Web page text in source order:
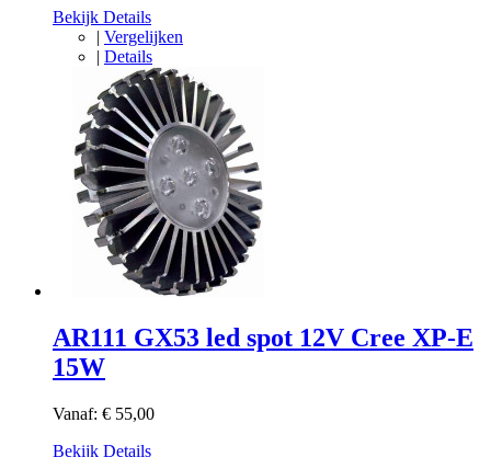
Bekijk Details
| Vergelijken
| Details
AR111 GX53 led spot 12V Cree XP-E
15W
Vanaf: € 55,00
Bekijk Details